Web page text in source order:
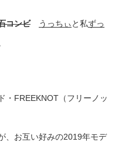
コンビ うっちぃと私ずっ
・FREEKNOT（フリーノッ
、お互い好みの2019年モデ